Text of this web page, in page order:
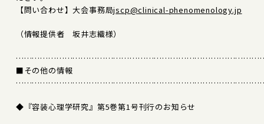
【問い合わせ】大会事務局jscp@clinical-phenomenology.jp
（情報提供者 坂井志織様）
■その他の情報
◆『容装心理学研究』第5巻第1号刊行のお知らせ